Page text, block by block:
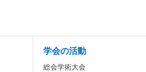
学会の活動
総会学術大会